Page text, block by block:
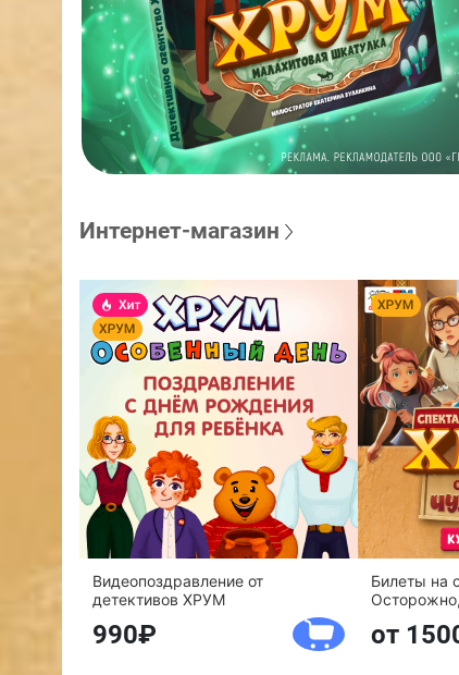
Интернет-магазин
Видеопоздравление от
детективов ХРУМ
990
Билеты на
от